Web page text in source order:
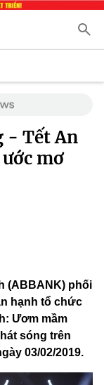
- Tết An
mơ
(ABBANK) phối
hạnh tổ chức
Ươm mầm
sóng trên
03/02/2019.